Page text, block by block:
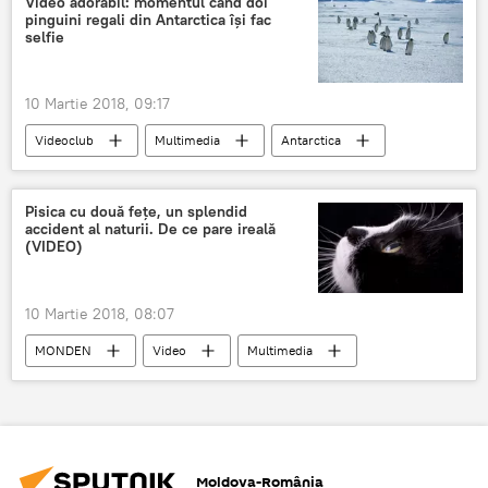
alegerile prezidențiale
imixtiunea rusească
pinguini regali din Antarctica îşi fac
selfie
10 Martie 2018, 09:17
Videoclub Multimedia
Antarctica
pinguini
Selfie
Blogger
Video
Pisica cu două feţe, un splendid
accident al naturii. De ce pare ireală
(VIDEO)
10 Martie 2018, 08:07
MONDEN Video Multimedia
Moldova-România